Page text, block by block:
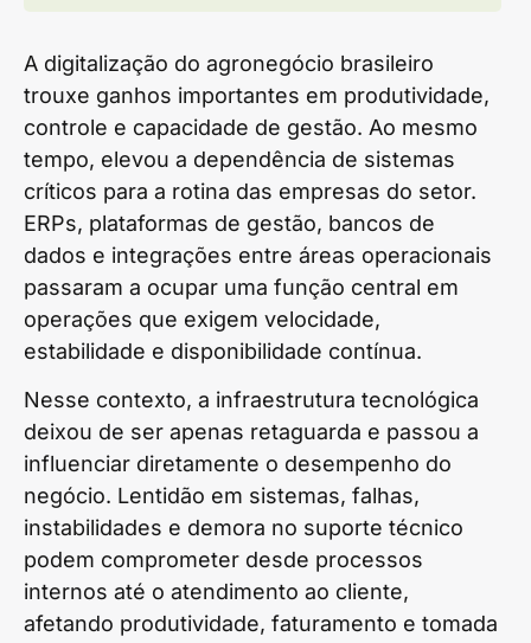
A digitalização do agronegócio brasileiro
trouxe ganhos importantes em produtividade,
controle e capacidade de gestão. Ao mesmo
tempo, elevou a dependência de sistemas
críticos para a rotina das empresas do setor.
ERPs, plataformas de gestão, bancos de
dados e integrações entre áreas operacionais
passaram a ocupar uma função central em
operações que exigem velocidade,
estabilidade e disponibilidade contínua.
Nesse contexto, a infraestrutura tecnológica
deixou de ser apenas retaguarda e passou a
influenciar diretamente o desempenho do
negócio. Lentidão em sistemas, falhas,
instabilidades e demora no suporte técnico
podem comprometer desde processos
internos até o atendimento ao cliente,
afetando produtividade, faturamento e tomada